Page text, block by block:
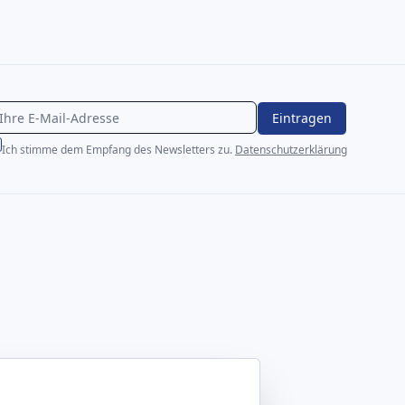
Eintragen
Ich stimme dem Empfang des Newsletters zu. Datenschutzerklärung